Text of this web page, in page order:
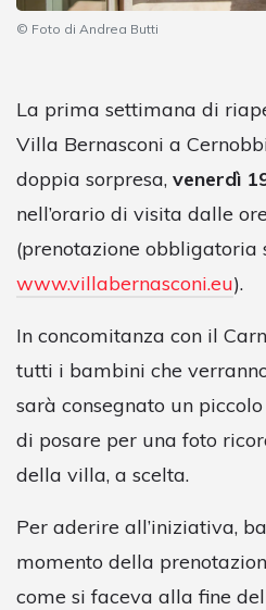
© Foto di Andrea Butti
La prima settimana di
Villa Bernasconi a
doppia sorpresa, venerdì
nell’orario di visita dalle
(prenotazione obbligatoria
www.villabernasconi.eu).
In concomitanza con il
tutti i bambini che
sarà consegnato un
di posare per una foto
della villa, a scelta.
Per aderire all’iniziativa,
momento della
come si faceva alla fine